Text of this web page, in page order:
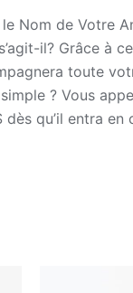
Nom de Votre
il? Grâce à
toute
? Vous
qu’il entra